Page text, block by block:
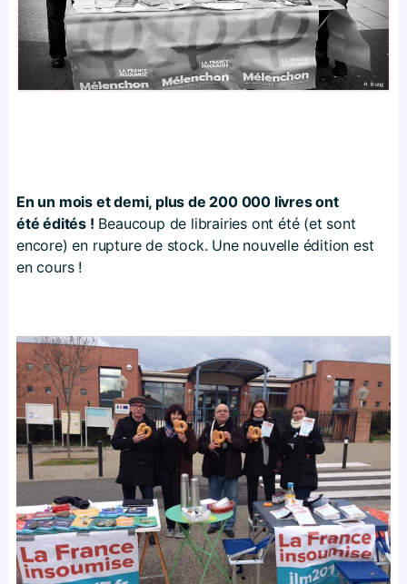
En un mois et demi, plus de 200 000 livres ont
été édités ! Beaucoup de librairies ont été (et sont
encore) en rupture de stock. Une nouvelle édition est
en cours !